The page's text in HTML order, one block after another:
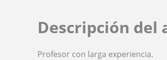
Descripción del
Profesor con larga experiencia.